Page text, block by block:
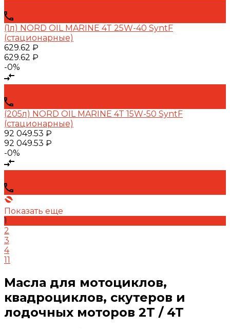
(1л) NORD OIL MARINE 4T 25W-40 SyntF
(стационарные)
629.62 ₽
629.62 ₽
-0%
(205л) NORD OIL MARINE 4T 15W-50 SyntF
(стационарные)
92 049.53 ₽
92 049.53 ₽
-0%
Показать еще
1
2
3
4
11
Масла для мотоциклов,
квадроциклов, скутеров и
лодочных моторов 2T / 4T